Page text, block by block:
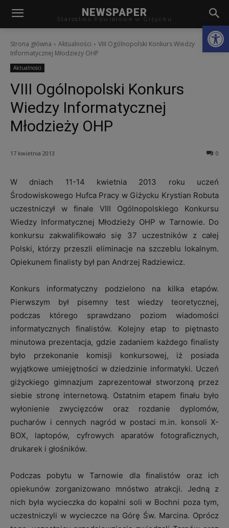
NEWSPAPER
Starostwo Powiatowe w Giżycku
Strona główna Aktualności
VIII Ogólnopolski Konkurs Wiedzy
Informatycznej Młodzieży OHP
Aktualności
VIII Ogólnopolski Konkurs
Wiedzy Informatycznej
Młodzieży OHP
0
17 kwietnia 2013
W dniach 11-14 kwietnia 2013 roku uczeń
Środowiskowego Hufca Pracy w Giżycku Krystian Robuta
uczestniczył w finale VIII Ogólnopolskiego Konkursu
Wiedzy Informatycznej Młodzieży OHP w Tarnowie. Do
konkursu zakwalifikowało się 37 uczestników z całej
Polski, którzy przeszli eliminacje na szczeblu lokalnym.
Opiekunem finalisty był pan Andrzej Radziewicz.
Konkurs informatyczny podzielono na kilka etapów.
Pierwszym był pisemny test wiedzy teoretycznej,
podczas którego sprawdzano poziom wiadomości
informatycznych finalistów. Kolejny etap to piętnasto
minutowa prezentacja, gdzie zadaniem każdego finalisty
było przekonanie komisji konkursowej, iż posiada
wyjątkowe umiejętności w dziedzinie informatyki. Uczeń
giżyckiego gimnazjum zaprezentował stworzoną przez
siebie stronę internetową. Ostatnim etapem finału było
wyłonienie zwycięzców oraz rozdanie dyplomów,
pucharów i cennych nagród w postaci m.in. konsoli X-
BOX, laptopów, cyfrowych aparatów fotograficznych,
drukarek i głośników.
Podczas pobytu w Tarnowie dla finalistów oraz ich
opiekunów zorganizowano mnóstwo atrakcji. Jedną z
nich była wycieczka do kopalni soli w Bochni poza tym,
uczestniczyli w wycieczce na Górę Św. Marcina. Oprócz